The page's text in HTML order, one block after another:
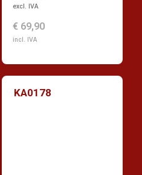
excl. IVA
€ 69,90
incl. IVA
KA0178